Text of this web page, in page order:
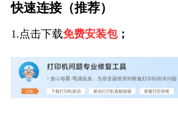
快速连接（推荐）
1.点击下载免费安装包；